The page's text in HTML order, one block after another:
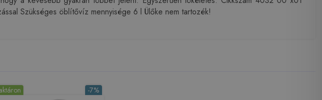
Szükséges öblítővíz mennyisége 6 l Ülőke nem tartozék!
-7%